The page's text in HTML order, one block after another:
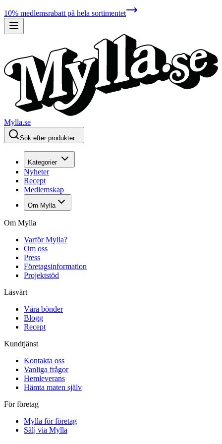
10% medlemsrabatt på hela sortimentet
Mylla.se
Sök efter produkter...
Kategorier
Nyheter
Recept
Medlemskap
Om Mylla
Om Mylla
Varför Mylla?
Om oss
Press
Företagsinformation
Projektstöd
Läsvärt
Våra bönder
Blogg
Recept
Kundtjänst
Kontakta oss
Vanliga frågor
Hemleverans
Hämta maten själv
För företag
Mylla för företag
Sälj via Mylla